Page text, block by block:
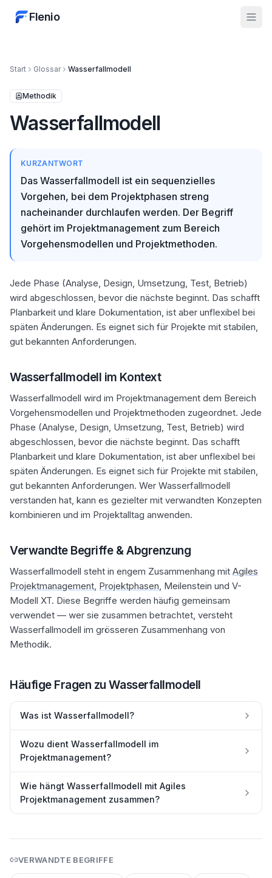
Flenio
Start Glossar Wasserfallmodell
Methodik
Wasserfallmodell
KURZANTWORT
Das Wasserfallmodell ist ein sequenzielles
Vorgehen, bei dem Projektphasen streng
nacheinander durchlaufen werden. Der Begriff
gehört im Projektmanagement zum Bereich
Vorgehensmodellen und Projektmethoden.
Jede Phase (Analyse, Design, Umsetzung, Test, Betrieb)
wird abgeschlossen, bevor die nächste beginnt. Das schafft
Planbarkeit und klare Dokumentation, ist aber unflexibel bei
späten Änderungen. Es eignet sich für Projekte mit stabilen,
gut bekannten Anforderungen.
Wasserfallmodell im Kontext
Wasserfallmodell wird im Projektmanagement dem Bereich
Vorgehensmodellen und Projektmethoden zugeordnet. Jede
Phase (Analyse, Design, Umsetzung, Test, Betrieb) wird
abgeschlossen, bevor die nächste beginnt. Das schafft
Planbarkeit und klare Dokumentation, ist aber unflexibel bei
späten Änderungen. Es eignet sich für Projekte mit stabilen,
gut bekannten Anforderungen. Wer Wasserfallmodell
verstanden hat, kann es gezielter mit verwandten Konzepten
kombinieren und im Projektalltag anwenden.
Verwandte Begriffe & Abgrenzung
Wasserfallmodell steht in engem Zusammenhang mit Agiles
Projektmanagement, Projektphasen, Meilenstein und V-
Modell XT. Diese Begriffe werden häufig gemeinsam
verwendet — wer sie zusammen betrachtet, versteht
Wasserfallmodell im grösseren Zusammenhang von
Methodik.
Häufige Fragen zuWasserfallmodell
Was ist Wasserfallmodell?
Wozu dient Wasserfallmodell im
Projektmanagement?
Wie hängt Wasserfallmodell mit Agiles
Projektmanagement zusammen?
VERWANDTE BEGRIFFE